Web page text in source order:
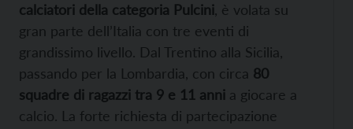
calciatori della categoria Pulcini , è volata su
gran parte dell’Italia con tre eventi di
grandissimo livello. Dal Trentino alla Sicilia,
passando per la Lombardia, con circa 80
squadre di ragazzi tra 9 e 11 anni a giocare a
calcio. La forte richiesta di partecipazione